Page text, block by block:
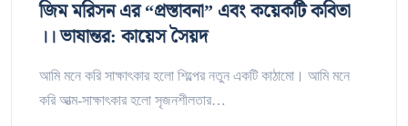
জিম মরিসন এর “প্রস্তাবনা” এবং কয়েকটি কবিতা
।। ভাষান্তর: কায়েস সৈয়দ
আমি মনে করি সাক্ষাৎকার হলো শিল্পের নতুন একটি কাঠামো। আমি মনে
করি আত্ম-সাক্ষাৎকার হলো সৃজনশীলতার…